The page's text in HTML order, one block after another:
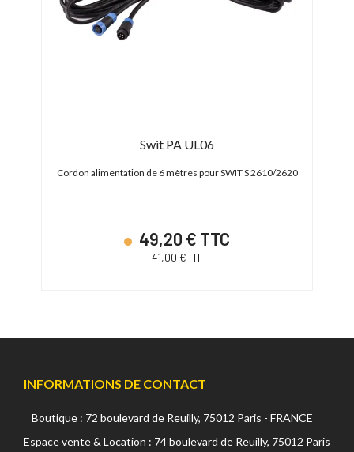
Swit PA UL06
Cordon alimentation de 6 mètres pour SWIT S 2610/2620
49,20 € TTC
41,00 € HT
INFORMATIONS DE CONTACT
Boutique : 72 boulevard de Reuilly, 75012 Paris - FRANCE
Espace vente & Location : 74 boulevard de Reuilly, 75012 Paris